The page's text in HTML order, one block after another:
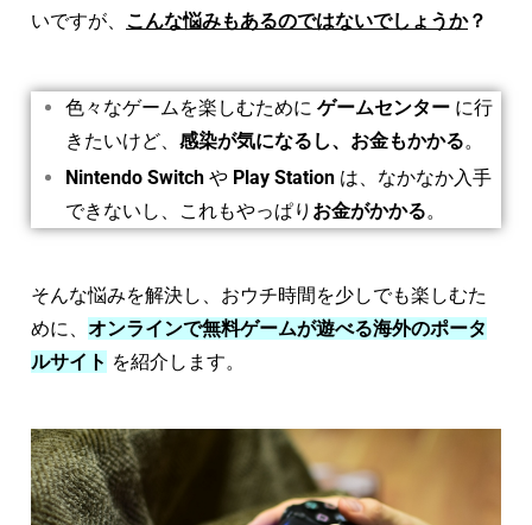
いですが、 こんな悩みもあるのではないでしょうか？
色々なゲームを楽しむためにゲームセンター に行
きたいけど、感染が気になるし、お金もかかる。
Nintendo Switchや Play Station は、なかなか入手
できないし、これもやっぱり お金がかかる。
そんな悩みを解決し、おウチ時間を少しでも楽しむた
めに、 オンラインで無料ゲームが遊べる海外のポータ
ルサイト を紹介します。